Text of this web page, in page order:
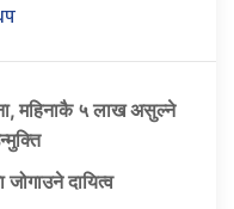
महिनाकै ५ लाख असुल्ने
जोगाउने दायित्व